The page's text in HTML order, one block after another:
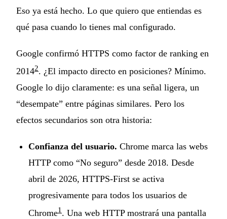
Eso ya está hecho. Lo que quiero que entiendas es
qué pasa cuando lo tienes mal configurado.
Google confirmó HTTPS como factor de ranking en
20142. ¿El impacto directo en posiciones? Mínimo.
Google lo dijo claramente: es una señal ligera, un
“desempate” entre páginas similares. Pero los
efectos secundarios son otra historia:
Confianza del usuario. Chrome marca las webs
HTTP como “No seguro” desde 2018. Desde
abril de 2026, HTTPS-First se activa
progresivamente para todos los usuarios de
Chrome1 . Una web HTTP mostrará una pantalla